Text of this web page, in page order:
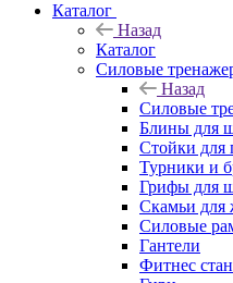
Каталог
Назад
Каталог
Силовые
Назад
Силовые
Блины для
Стойки для
Турники и
Грифы для
Скамьи для
Силовые
Гантели
Фитнес